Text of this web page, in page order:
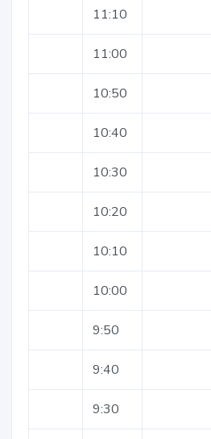
11:10
11:00
10:50
10:40
10:30
10:20
10:10
10:00
9:50
9:40
9:30